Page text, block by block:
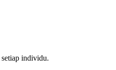
setiap individu.